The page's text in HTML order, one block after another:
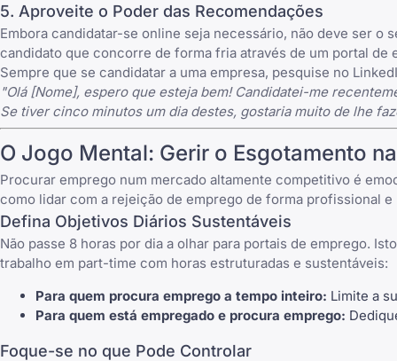
5. Aproveite o Poder das Recomendações
Embora candidatar-se online seja necessário, não deve ser o
candidato que concorre de forma fria através de um portal de
Sempre que se candidatar a uma empresa, pesquise no
"Olá [Nome], espero que esteja bem! Candidatei-me
Se tiver cinco minutos um dia destes, gostaria muito de lhe
O Jogo Mental: Gerir o Esgotamento
Procurar emprego num mercado altamente competitivo é
como lidar com a rejeição de emprego de forma profissional e
Defina Objetivos Diários Sustentáveis
Não passe 8 horas por dia a olhar para portais de emprego.
trabalho em part-time com horas estruturadas e sustentáveis:
Para quem procura emprego a tempo inteiro: Limite a
Para quem está empregado e procura emprego:
Foque-se no que Pode Controlar